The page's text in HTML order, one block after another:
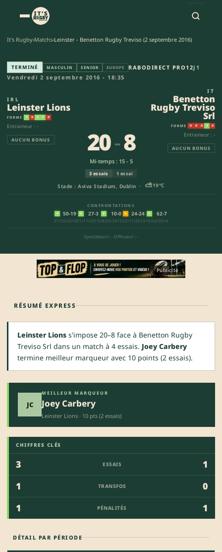
It's Rugby›Matchs›Leinster - Benetton Rugby Treviso (2 septembre 2016)
Leinster Lions - Benetton
TERMINÉ MASCULIN SENIOR EUROPE RABODIRECT PRO12J1
Vendredi 2 septembre 2016 - 18:35
IRL
Leinster Lions
FORME V D V V D
Entraineur : -
AUCUN BONUS
Stade : Aviva Stadium, Dublin · ⛅19°C
20-8
Mi-temps : 15 - 5
3 essais 1 essai
CONFRONTATIONS
V 50-19
07/05/2016
V 27-3
01/11/2015
V 10-0
08/05/2015
N 24-24
23/11/2014
V 62-7
18/04/2014
Spectateurs : - Diffuseur : -
IT
Benetton
Rugby Treviso
Srl
FORME D D D V D
Entraineur : -
AUCUN BONUS
Publicité
RÉSUMÉ EXPRESS
Leinster Lions s'impose 20–8 face à Benetton Rugby
Treviso Srl dans un match à 4 essais. Joey Carbery
termine meilleur marqueur avec 10 points (2 essais).
JC
MEILLEUR MARQUEUR
Joey Carbery
Leinster Lions · 10 pts (2 essais)
CHIFFRES CLÉS
3 ESSAIS
1
1
TRANSFOS
0
1
PÉNALITÉS 1
DÉTAIL PAR PÉRIODE